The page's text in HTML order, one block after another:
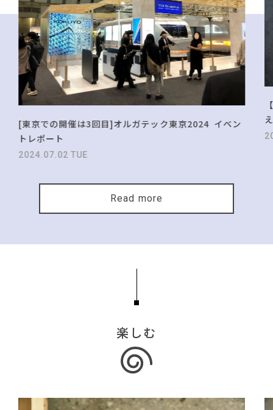
[東京での開催は3回目]オルガテック東京2024 イベン
トレポート
2024.07.02 TUE
Read more
楽しむ